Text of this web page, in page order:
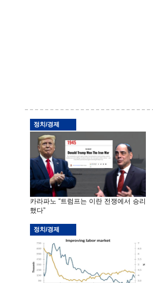
정치/경제
카라파노 “트럼프는 이란 전쟁에서 승리
했다”
정치/경제